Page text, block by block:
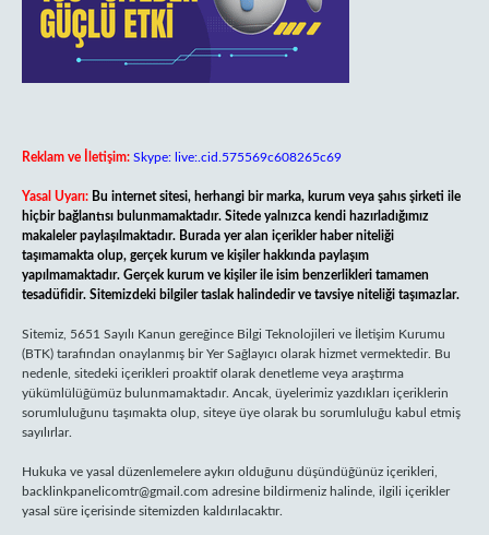
Reklam ve İletişim: Skype: live:.cid.575569c608265c69
Yasal Uyarı: Bu internet sitesi, herhangi bir marka, kurum veya şahıs şirketi ile
hiçbir bağlantısı bulunmamaktadır. Sitede yalnızca kendi hazırladığımız
makaleler paylaşılmaktadır. Burada yer alan içerikler haber niteliği
taşımamakta olup, gerçek kurum ve kişiler hakkında paylaşım
yapılmamaktadır. Gerçek kurum ve kişiler ile isim benzerlikleri tamamen
tesadüfidir. Sitemizdeki bilgiler taslak halindedir ve tavsiye niteliği taşımazlar.
Sitemiz, 5651 Sayılı Kanun gereğince Bilgi Teknolojileri ve İletişim Kurumu
(BTK) tarafından onaylanmış bir Yer Sağlayıcı olarak hizmet vermektedir. Bu
nedenle, sitedeki içerikleri proaktif olarak denetleme veya araştırma
yükümlülüğümüz bulunmamaktadır. Ancak, üyelerimiz yazdıkları içeriklerin
sorumluluğunu taşımakta olup, siteye üye olarak bu sorumluluğu kabul etmiş
sayılırlar.
Hukuka ve yasal düzenlemelere aykırı olduğunu düşündüğünüz içerikleri,
backlinkpanelicomtr@gmail.com adresine bildirmeniz halinde, ilgili içerikler
yasal süre içerisinde sitemizden kaldırılacaktır.